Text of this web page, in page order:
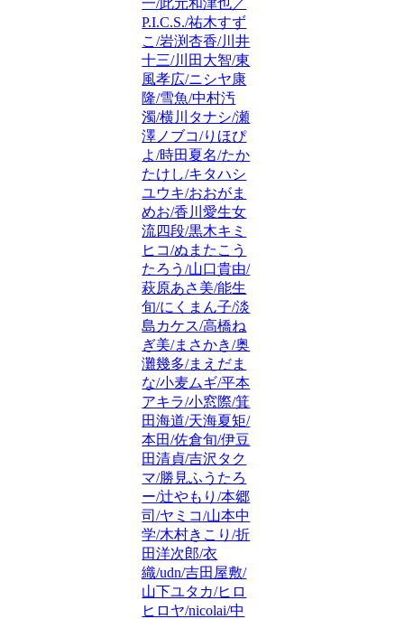
P.I.C.S./祐木すず
こ/岩渕杏香/川井
十三/川田大智/東
風孝広/ニシヤ康
隆/雪魚/中村汚
濁/横川タナシ/瀬
澤ノブコ/りほぴ
よ/時田夏名/たか
たけし/キタハシ
ユウキ/おおがま
めお/香川愛生女
流四段/黒木キミ
ヒコ/ぬまたこう
たろう/山口貴由/
萩原あさ美/能生
旬/にくまん子/淡
島カケス/高橋ね
ぎ美/まさかき/奥
灘幾多/まえだま
な/小麦ムギ/平本
アキラ/小窓際/箕
田海道/天海夏矩/
本田/佐倉旬/伊豆
田清貞/吉沢タク
マ/勝見ふうたろ
ー/辻やもり/本郷
司/ヤミコ/山本中
学/木村きこり/折
田洋次郎/衣
織/udn/吉田屋敷/
山下ユタカ/ヒロ
ヒロヤ/nicolai/中